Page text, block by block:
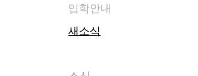
입학안내
새소식